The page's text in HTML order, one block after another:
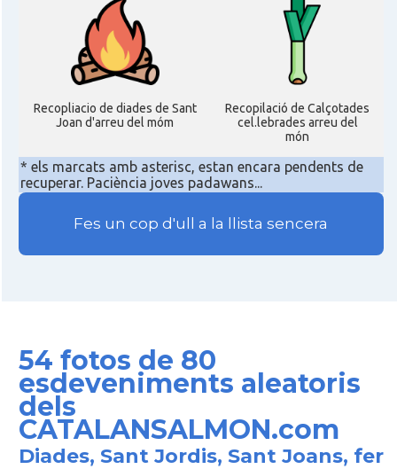
Recopliacio de diades de Sant
Joan d'arreu del móm
Recopilació de Calçotades
cel.lebrades arreu del
món
* els marcats amb asterisc, estan encara pendents de
recuperar. Paciència joves padawans...
Fes un cop d'ull a la llista sencera
54 fotos de 80
esdeveniments aleatoris
dels
CATALANSALMON.com
Diades, Sant Jordis, Sant Joans, fer